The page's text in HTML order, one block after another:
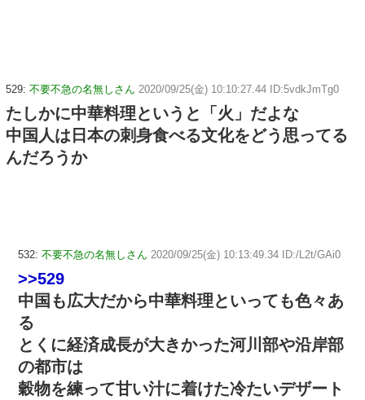
529: 不要不急の名無しさん 2020/09/25(金) 10:10:27.44 ID:5vdkJmTg0
たしかに中華料理というと「火」だよな
中国人は日本の刺身食べる文化をどう思ってる
んだろうか
532: 不要不急の名無しさん 2020/09/25(金) 10:13:49.34 ID:/L2t/GAi0
>>529
中国も広大だから中華料理といっても色々あ
る
とくに経済成長が大きかった河川部や沿岸部
の都市は
穀物を練って甘い汁に着けた冷たいデザート